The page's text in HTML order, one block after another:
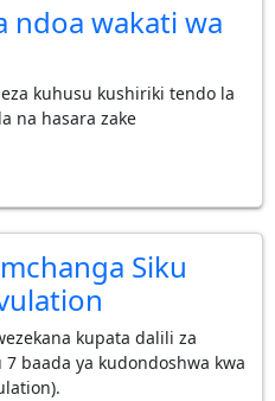
ndoa wakati wa
kuhusu kushiriki tendo la
na hasara zake
Siku
kupata dalili za
baada ya kudondoshwa kwa